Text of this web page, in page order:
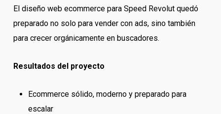
El diseño web ecommerce para Speed Revolut quedó
preparado no solo para vender con ads, sino también
para crecer orgánicamente en buscadores.
Resultados del proyecto
Ecommerce sólido, moderno y preparado para
escalar